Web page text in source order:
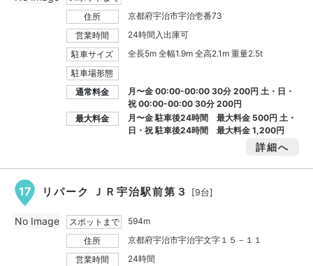
住所
京都府宇治市宇治壱番73
営業時間
24時間入出庫可
駐車サイズ
全長5m 全幅1.9m 全高2.1m 重量2.5t
駐車場形態
通常料金
月〜金 00:00-00:00 30分 200円 土・日・
祝 00:00-00:00 30分 200円
最大料金
月〜金 駐車後24時間 最大料金 500円 土・
日・祝 駐車後24時間 最大料金1,200円
詳細へ
17 リパーク ＪＲ宇治駅前第３ [9台]
スポットまで
594m
住所
京都府宇治市宇治宇文字１５－１１
営業時間
24時間
No Image